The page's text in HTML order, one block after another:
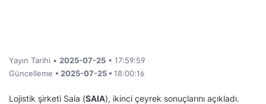
Yayın Tarihi • 2025-07-25 • 17:59:59
Güncelleme • 2025-07-25 • 18:00:16
Lojistik şirketi Saia (SAIA), ikinci çeyrek sonuçlarını açıkladı.